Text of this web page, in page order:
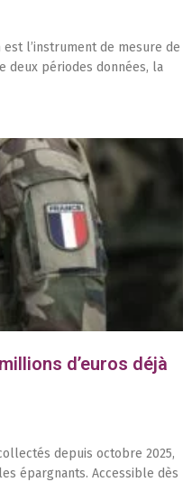
est l’instrument de mesure de
deux périodes données, la
d’euros déjà
depuis octobre 2025,
épargnants. Accessible dès